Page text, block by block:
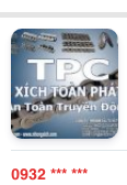
0932 *** ***